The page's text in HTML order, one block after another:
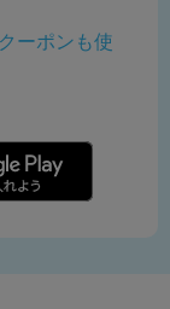
ーポンも使